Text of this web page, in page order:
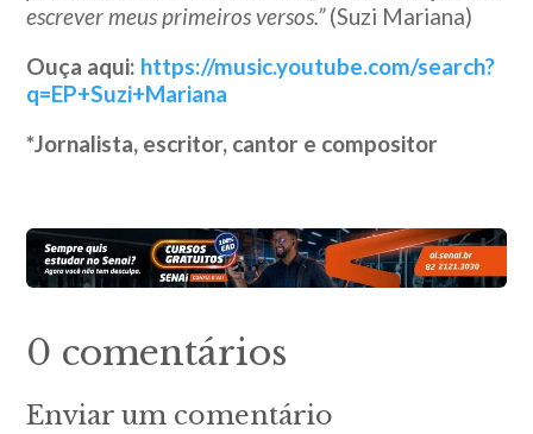
escrever meus primeiros versos.”(Suzi Mariana)
Ouça aqui: https://music.youtube.com/search?
q=EP+Suzi+Mariana
*Jornalista, escritor, cantor e compositor
0 comentários
Enviar um comentário